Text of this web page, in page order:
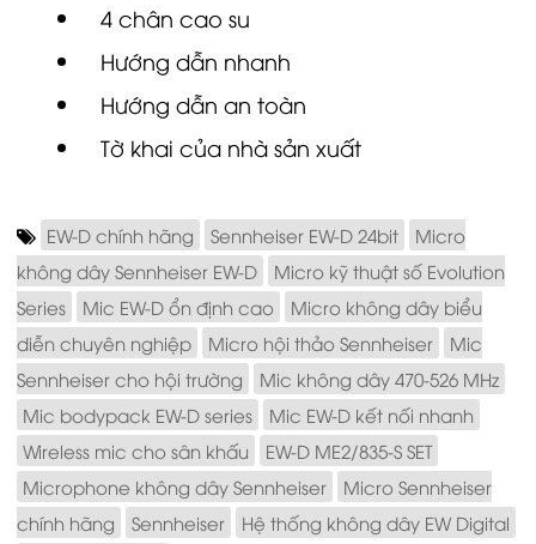
4 chân cao su
Hướng dẫn nhanh
Hướng dẫn an toàn
Tờ khai của nhà sản xuất
EW-D chính hãng Sennheiser EW-D 24bit
Micro
không dây Sennheiser EW-D
Micro kỹ thuật số Evolution
Series
Mic EW-D ổn định cao
Micro không dây biểu
diễn chuyên nghiệp
Micro hội thảo Sennheiser
Mic
Sennheiser cho hội trường
Mic không dây 470-526 MHz
Mic bodypack EW-D series
Mic EW-D kết nối nhanh
Wireless mic cho sân khấu
EW-D ME2/835-S SET
Microphone không dây Sennheiser
Micro Sennheiser
chính hãng
Sennheiser
Hệ thống không dây EW Digital